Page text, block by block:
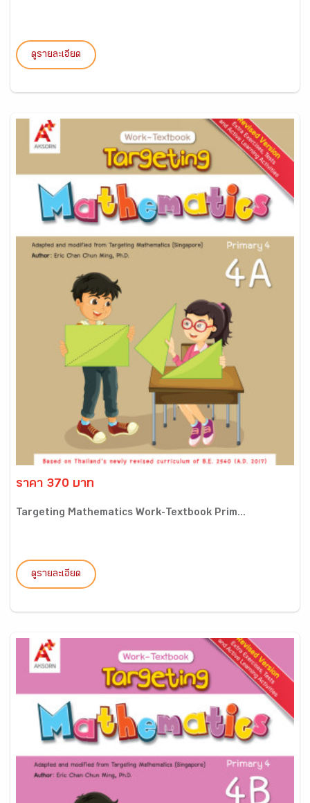
ดูรายละเอียด
ราคา 370 บาท
Targeting Mathematics Work-Textbook Prim...
ดูรายละเอียด